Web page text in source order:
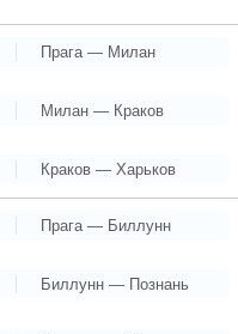
Прага — Милан
Милан — Краков
Краков — Харьков
Прага — Биллунн
Биллунн — Познань